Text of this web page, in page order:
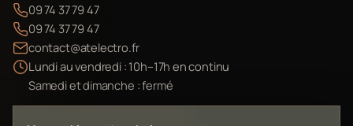
09 74 37 79 47
09 74 37 79 47
contact@atelectro.fr
Lundi au vendredi : 10h–17h en continu
Samedi et dimanche : fermé